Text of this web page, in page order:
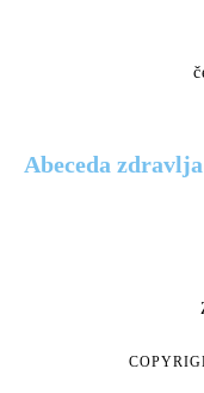
Abeceda zdravlja